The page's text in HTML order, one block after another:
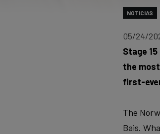
NOTICIAS
05/24/
Stage
the
first-
The
Bais.